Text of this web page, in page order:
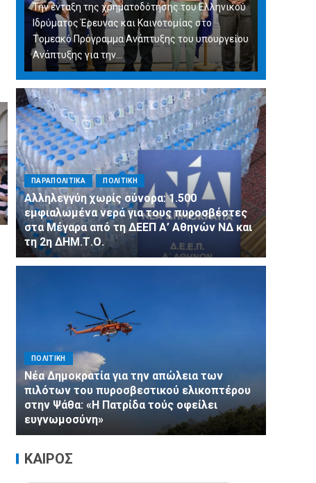
Την ένταξη της χρηματοδότησης του Ελληνικού
Ιδρύματος Έρευνας και Καινοτομίας στο
Tομεακό Πρόγραμμα Ανάπτυξης του υπουργείου
Ανάπτυξης για την…
ΠΑΡΑΠΟΛΙΤΙΚΑ ΠΟΛΙΤΙΚΗ
Αλληλεγγύη χωρίς σύνορα: 1.500
εμφιαλωμένα νερά για τους πυροσβέστες
στα Μέγαρα από τη ΔΕΕΠ Α’ Αθηνών ΝΔ και
τη 2η ΔΗΜ.Τ.Ο.
ΠΟΛΙΤΙΚΗ
Νέα Δημοκρατία για την απώλεια των
πιλότων του πυροσβεστικού ελικοπτέρου
στην Ψάθα: «Η Πατρίδα τούς οφείλει
ευγνωμοσύνη»
ΚΑΙΡΟΣ